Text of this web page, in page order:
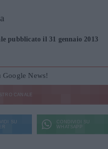
pubblicato il 31 gennaio 2013
Google News!
CANALE
SU
CONDIVIDI SU
WHATSAPP